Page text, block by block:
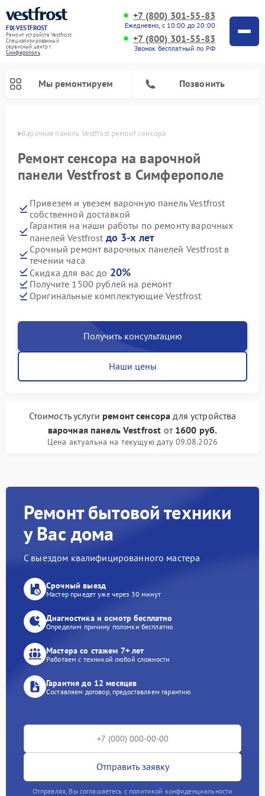
FIX-VESTFROST
Ремонт устройств Vestfrost
Специализированный
cервисный центр г.
Симферополь
+7 (800) 301-55-83
Ежедневно, с 10:00 до 20:00
+7 (800) 301-55-83
Звонок бесплатный по РФ
Мы ремонтируем Позвонить
Варочная панель Vestfrost ремонт сенсора
Ремонт сенсора на варочной
панели Vestfrost в Симферополе
Привезем и увезем варочную панель Vestfrost
собственной доставкой
Гарантия на наши работы по ремонту варочных
панелей Vestfrost до 3-х лет
Срочный ремонт варочных панелей Vestfrost в
течении часа
Скидка для вас до 20%
Получите 1500 рублей на ремонт
Оригинальные комплектующие Vestfrost
Получить консультацию
Наши цены
Стоимость услуги ремонт сенсора для устройства
варочная панель Vestfrost от 1600 руб.
Цена актуальна на текущую дату 09.08.2026
Ремонт бытовой техники
у Вас дома
С выездом квалифицированного мастера
Срочный выезд
Мастер приедет уже через 30 минут
Диагностика и осмотр бесплатно
Определим причину поломки бесплатно
Мастера со стажем 7+ лет
Работаем с техникой любой сложности
Гарантия до 12 месяцев
Составляем договор, предоставляем гарантию
Отправить заявку
Отправляя, Вы соглашаетесь с политикой конфиденциальности